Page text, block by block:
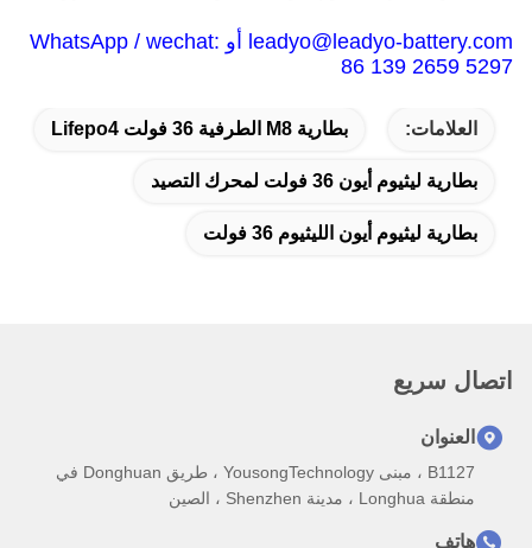
leadyo@leadyo-battery.com أو WhatsApp / wechat:
86 139 2659 5297
العلامات: بطارية M8 الطرفية 36 فولت Lifepo4
بطارية ليثيوم أيون 36 فولت لمحرك التصيد
بطارية ليثيوم أيون الليثيوم 36 فولت
اتصال سريع
العنوان
B1127 ، مبنى YousongTechnology ، طريق Donghuan في
منطقة Longhua ، مدينة Shenzhen ، الصين
هاتف